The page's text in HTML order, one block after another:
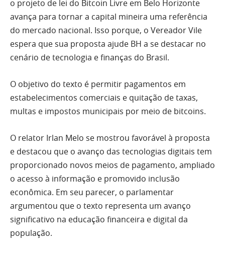
o projeto de lei do Bitcoin Livre em Belo Horizonte
avança para tornar a capital mineira uma referência
do mercado nacional. Isso porque, o Vereador Vile
espera que sua proposta ajude BH a se destacar no
cenário de tecnologia e finanças do Brasil.
O objetivo do texto é permitir pagamentos em
estabelecimentos comerciais e quitação de taxas,
multas e impostos municipais por meio de bitcoins.
O relator Irlan Melo se mostrou favorável à proposta
e destacou que o avanço das tecnologias digitais tem
proporcionado novos meios de pagamento, ampliado
o acesso à informação e promovido inclusão
econômica. Em seu parecer, o parlamentar
argumentou que o texto representa um avanço
significativo na educação financeira e digital da
população.